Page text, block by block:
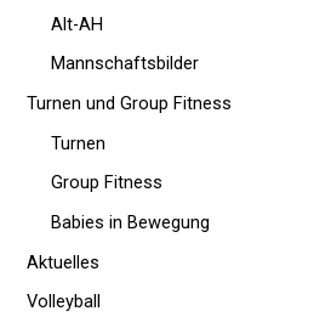
Alt-AH
Mannschaftsbilder
Turnen und Group Fitness
Turnen
Group Fitness
Babies in Bewegung
Aktuelles
Volleyball